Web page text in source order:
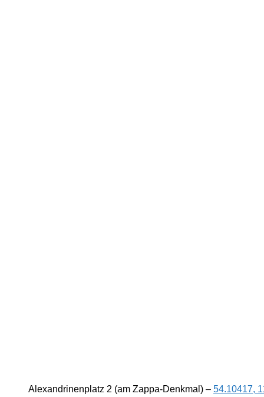
Alexandrinenplatz 2 (am Zappa-Denkmal) – 54.10417,